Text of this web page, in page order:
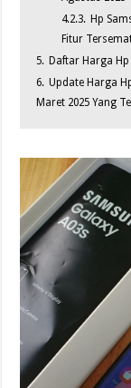
4.2.3. Hp
Fitur
5. Daftar Harga
6. Update Harga
Maret 2025 Yang